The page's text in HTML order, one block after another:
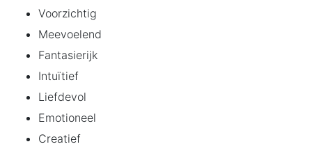
Voorzichtig
Meevoelend
Fantasierijk
Intuïtief
Liefdevol
Emotioneel
Creatief